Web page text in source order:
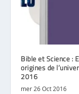
Bible et Science :
origines de
2016
mer 26 Oct 2016